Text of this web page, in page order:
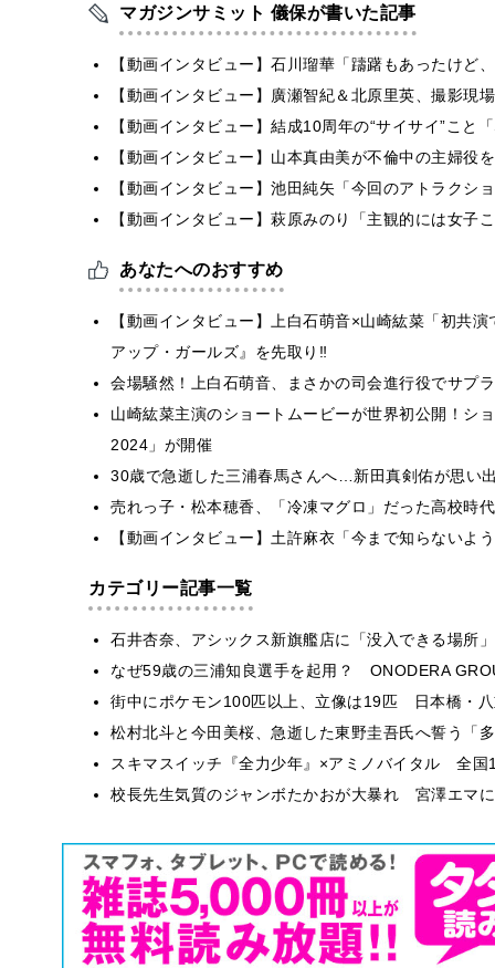
マガジンサミット 儀保が書いた記事
【動画インタビュー】石川瑠華「躊躇もあったけど
【動画インタビュー】廣瀬智紀＆北原里英、撮影現
【動画インタビュー】結成10周年の“サイサイ”こと
【動画インタビュー】山本真由美が不倫中の主婦
【動画インタビュー】池田純矢「今回のアトラク
【動画インタビュー】萩原みのり「主観的には女
あなたへのおすすめ
【動画インタビュー】上白石萌音×山崎紘菜「初共
アップ・ガールズ』を先取り‼
会場騒然！上白石萌音、まさかの司会進行役でサプ
山崎紘菜主演のショートムービーが世界初公開！シ
2024」が開催
30歳で急逝した三浦春馬さんへ…新田真剣佑が思い
売れっ子・松本穂香、「冷凍マグロ」だった高校時
【動画インタビュー】土許麻衣「今まで知らないよ
カテゴリー記事一覧
石井杏奈、アシックス新旗艦店に「没入できる場所
なぜ59歳の三浦知良選手を起用？ ONODERA
街中にポケモン100匹以上、立像は19匹 日本橋・
松村北斗と今田美桜、急逝した東野圭吾氏へ誓う「
スキマスイッチ『全力少年』×アミノバイタル 全国
校長先生気質のジャンボたかおが大暴れ 宮澤エマ